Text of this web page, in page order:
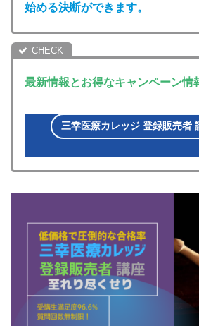
始める決断ができます。
最新情報とお得なキャンペーン情
三幸医療カレッジ 登録販売者